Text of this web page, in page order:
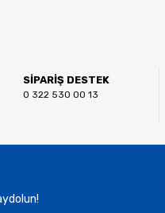
SİPARİŞ DESTEK
0 322 530 00 13